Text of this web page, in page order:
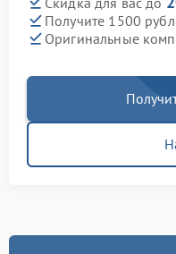
Получите 1500
Оригинальные